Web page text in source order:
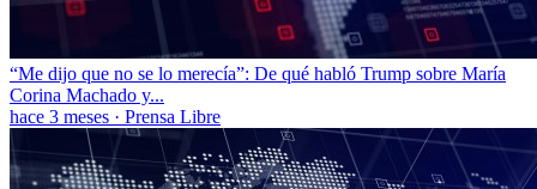
“Me dijo que no se lo merecía”: De qué habló Trump sobre María
Corina Machado y...
hace 3 meses · Prensa Libre